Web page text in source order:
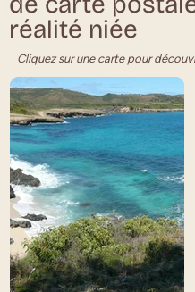
réalité niée
Cliquez sur une carte pour